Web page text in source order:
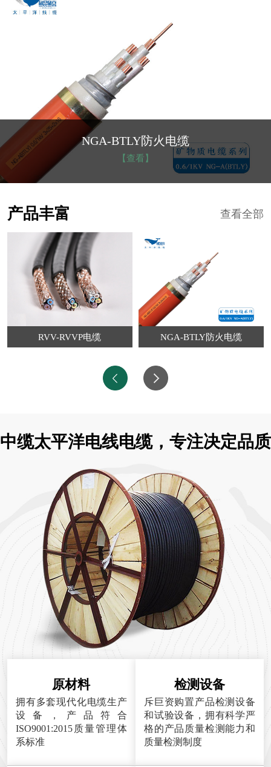
NGA-BTLY防火电缆
【查看】
查看全部
产品丰富
RVV-RVVP电缆 NGA-BTLY防火电缆
中缆太平洋电线电缆，专注决定品质
原材料
拥有多套现代化电缆生产
设备，产品符合
ISO9001:2015质量管理体
系标准
检测设备
斥巨资购置产品检测设备
和试验设备，拥有科学严
格的产品质量检测能力和
质量检测制度